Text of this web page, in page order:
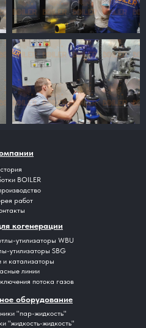
когенерации
BOILER
работ
утилизаторы WBU
утилизаторы SBG
и катализаторы
линии
потока газов
"жидкость-жидкость"
"пар-жидкость"
оборудование